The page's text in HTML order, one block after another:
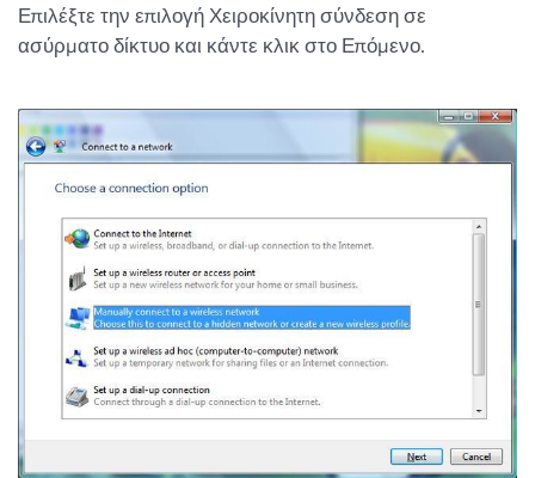
Επιλέξτε την επιλογή Χειροκίνητη σύνδεση σε
ασύρματο δίκτυο και κάντε κλικ στο Επόμενο.